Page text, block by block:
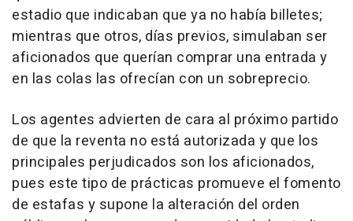
estadio que indicaban que ya no había billetes;
mientras que otros, días previos, simulaban ser
aficionados que querían comprar una entrada y
en las colas las ofrecían con un sobreprecio.
Los agentes advierten de cara al próximo partido
de que la reventa no está autorizada y que los
principales perjudicados son los aficionados,
pues este tipo de prácticas promueve el fomento
de estafas y supone la alteración del orden